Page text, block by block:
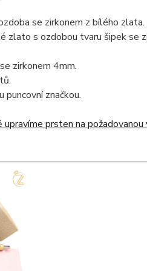
se zirkonem z bílého zlata.
zlato s ozdobou tvaru šipek se
zirkonem 4mm.
puncovní značkou.
prsten na